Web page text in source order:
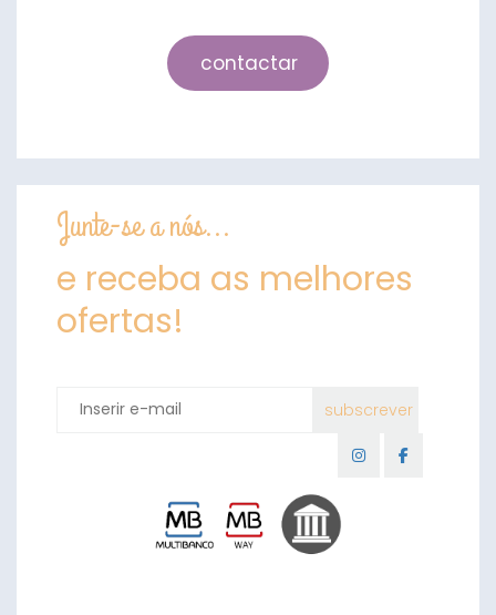
contactar
Junte-se a nós...
e receba as melhores
ofertas!